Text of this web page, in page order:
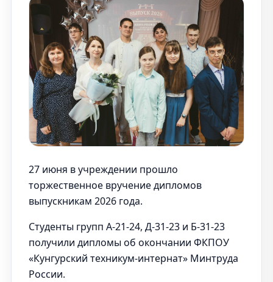
27 июня в учреждении прошло
торжественное вручение дипломов
выпускникам 2026 года.
Студенты групп А-21-24, Д-31-23 и Б-31-23
получили дипломы об окончании ФКПОУ
«Кунгурский техникум-интернат» Минтруда
России.